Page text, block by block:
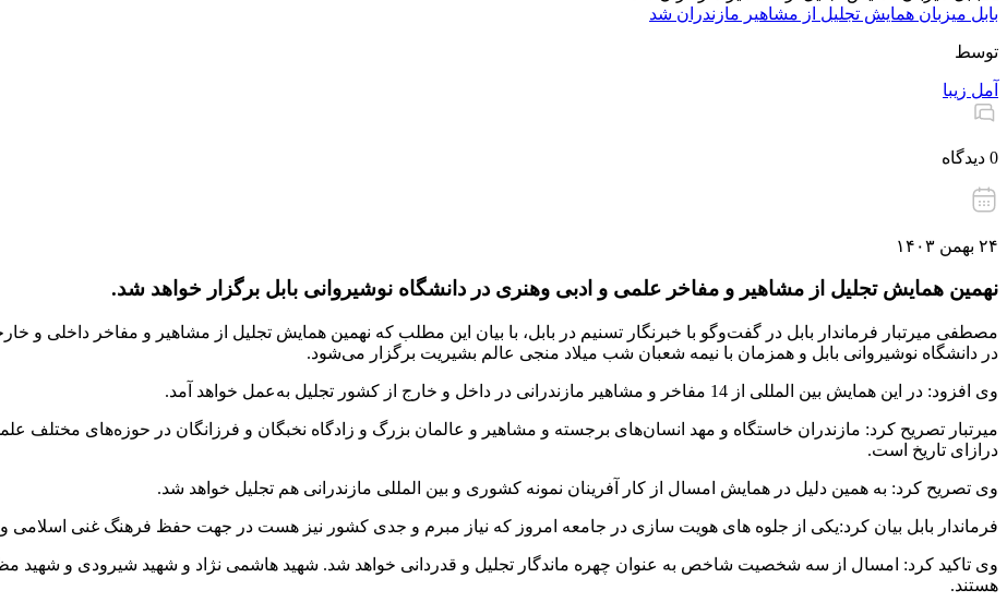
بابل میزبان همایش تجلیل از مشاهیر مازندران شد
توسط
آمل زیبا
0 دیدگاه
۲۴ بهمن ۱۴۰۳
نهمین همایش تجلیل از مشاهیر و مفاخر علمی و ادبی وهنری در دانشگاه نوشیروانی بابل برگزار خواهد شد.
مصطفی میرتبار فرماندار بابل در گفت‌وگو با خبرنگار تسنیم در بابل، با بیان این مطلب که نهمین همایش تجلیل از مشاهیر و مفاخر داخلی و
در دانشگاه نوشیروانی بابل و همزمان با نیمه شعبان شب میلاد منجی عالم بشیریت برگزار می‌شود.
وی افزود: در این همایش بین المللی از 14 مفاخر و مشاهیر مازندرانی در داخل و خارج از کشور تجلیل به‌عمل خواهد آمد.
میرتبار تصریح کرد: مازندران خاستگاه و مهد انسان‌های برجسته و مشاهیر و عالمان بزرگ و زادگاه نخبگان و فرزانگان در حوزه‌های مختلف
درازای تاریخ است.
وی تصریح کرد: به همین دلیل در همایش امسال از کار آفرینان نمونه کشوری و بین المللی مازندرانی هم تجلیل خواهد شد.
فرماندار بابل بیان کرد:یکی از جلوه های هویت سازی در جامعه امروز که نیاز مبرم و جدی کشور نیز هست در جهت حفظ فرهنگ غنی اسلامی
وی تاکید کرد: امسال از سه شخصیت شاخص به عنوان چهره ماندگار تجلیل و قدردانی خواهد شد. شهید هاشمی نژاد و شهید شیرودی و شهید
هستند.